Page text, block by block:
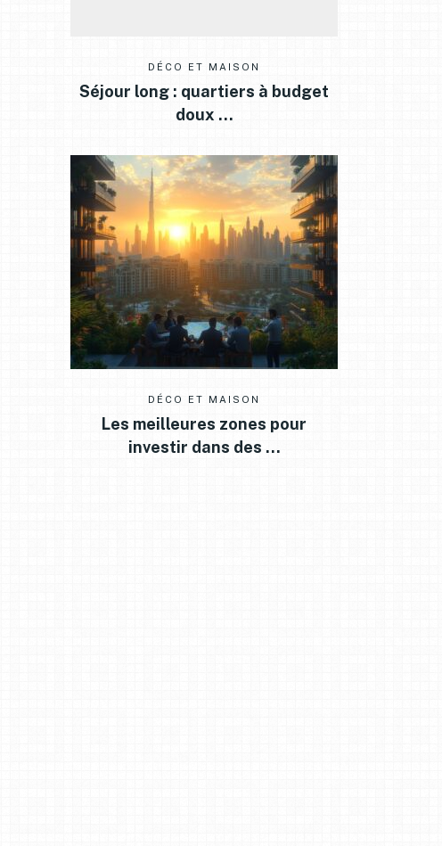
DÉCO ET MAISON
Séjour long : quartiers à budget
doux …
DÉCO ET MAISON
Les meilleures zones pour
investir dans des …